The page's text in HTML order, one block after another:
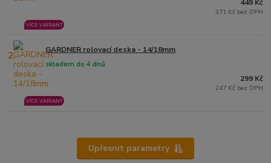
VÍCE VARIANT
449 Kč
371 Kč bez DPH
2. GARDNER rolovací deska - 14/18mm
skladem do 4 dnů
VÍCE VARIANT
299 Kč
247 Kč bez DPH
Upřesnit parametry